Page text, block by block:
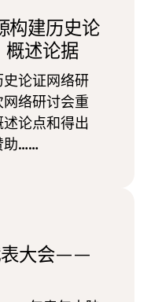
构建历史论
概述论据
论证网络研
络研讨会重
论点和得出
助……
表大会——